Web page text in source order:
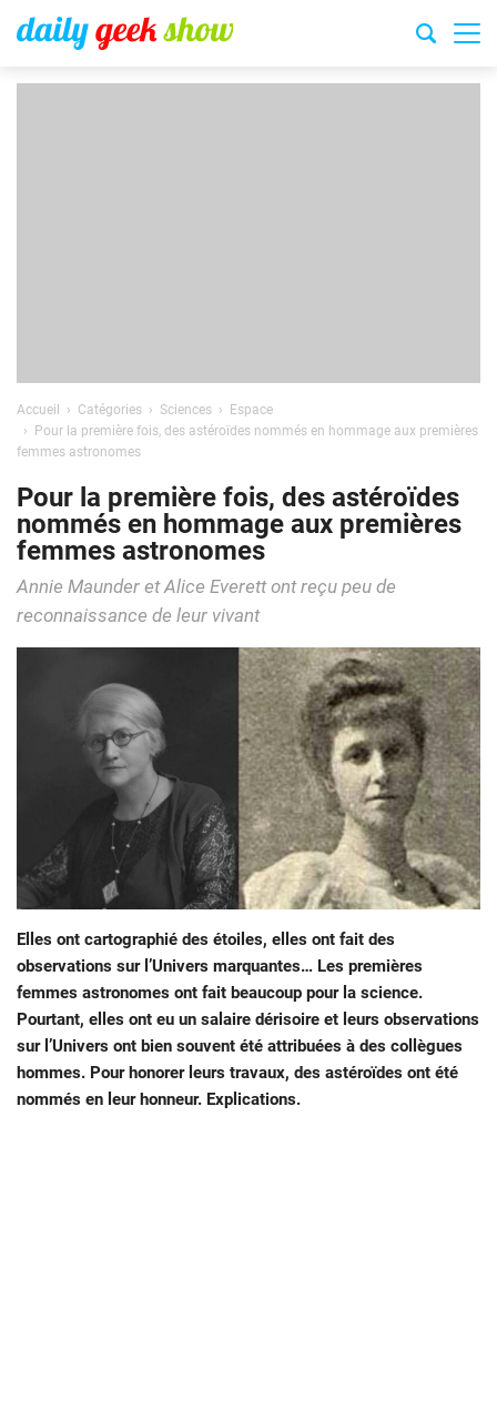
Accueil Catégories Sciences
Espace
Pour la première fois, des astéroïdes nommés en hommage aux premières
femmes astronomes
Pour la première fois, des astéroïdes
nommés en hommage aux premières
femmes astronomes
Annie Maunder et Alice Everett ont reçu peu de
reconnaissance de leur vivant
Elles ont cartographié des étoiles, elles ont fait des
observations sur l’Univers marquantes… Les premières
femmes astronomes ont fait beaucoup pour la science.
Pourtant, elles ont eu un salaire dérisoire et leurs observations
sur l’Univers ont bien souvent été attribuées à des collègues
hommes. Pour honorer leurs travaux, des astéroïdes ont été
nommés en leur honneur. Explications.